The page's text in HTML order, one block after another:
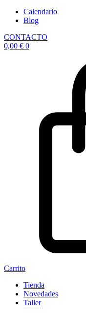
Calendario
Blog
CONTACTO
0,00 € 0
Carrito
Tienda
Novedades
Taller